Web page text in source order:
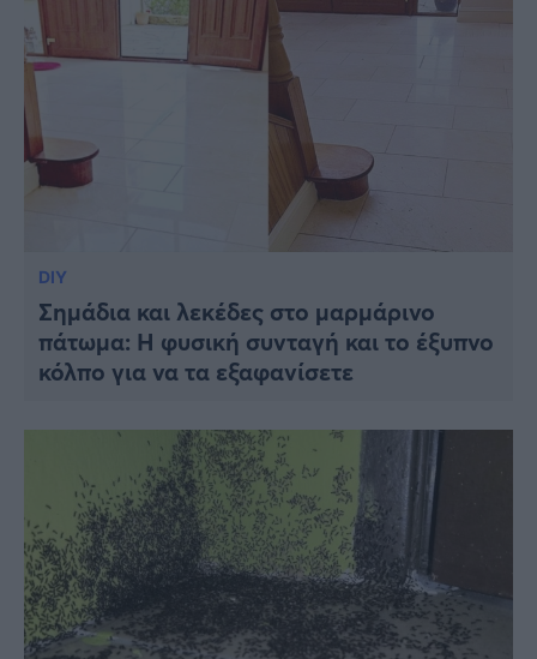
DIY
Σημάδια και λεκέδες στο μαρμάρινο
πάτωμα: Η φυσική συνταγή και το έξυπνο
κόλπο για να τα εξαφανίσετε